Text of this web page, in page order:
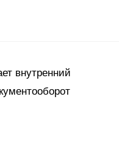
внутренний